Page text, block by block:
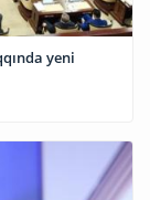
yeni